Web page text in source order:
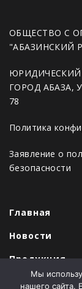
ОБЩЕСТВО С
"АБАЗИНСКИЙ
ЮРИДИЧЕСКИЙ
ГОРОД АБАЗА,
78
Политика
Заявление о
безопасности
Главная
Новости
Продукция
Закупки
Мы
нашего сайта.